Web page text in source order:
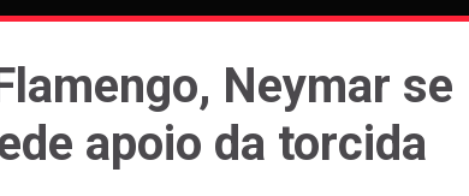
Neymar se
apoio da torcida